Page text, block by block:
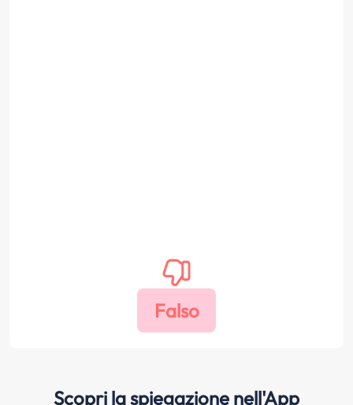
Scopri la spiegazione nell'App